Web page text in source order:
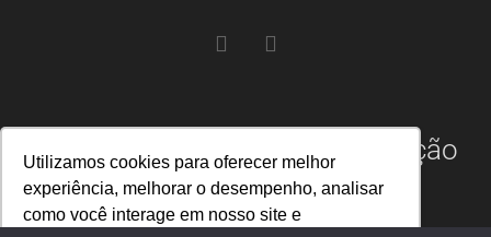
Utilizamos cookies para oferecer melhor
experiência, melhorar o desempenho, analisar
como você interage em nosso site e
Realização